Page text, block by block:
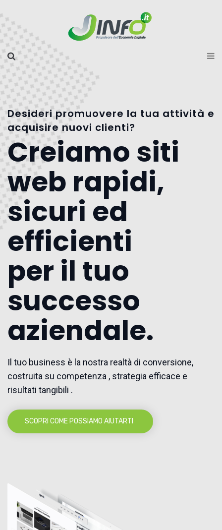
Desideri promuovere la tua attività e
acquisire nuovi clienti?
Creiamo siti
web rapidi,
sicuri ed
efficienti
per il tuo
successo
aziendale.
Il tuo business è la nostra realtà di conversione,
costruita su competenza , strategia efficace e
risultati tangibili .
SCOPRI COME POSSIAMO AIUTARTI